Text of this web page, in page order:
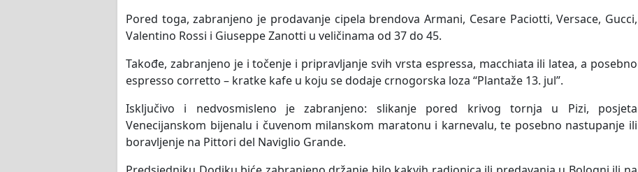
Pored toga, zabranjeno je prodavanje cipela brendova Armani, Cesare Paciotti, Versace, Gucci,
Valentino Rossi i Giuseppe Zanotti u veličinama od 37 do 45.
Takođe, zabranjeno je i točenje i pripravljanje svih vrsta espressa, macchiata ili latea, a posebno
espresso corretto – kratke kafe u koju se dodaje crnogorska loza “Plantaže 13. jul”.
Isključivo i nedvosmisleno je zabranjeno: slikanje pored krivog tornja u Pizi, posjeta
Venecijanskom bijenalu i čuvenom milanskom maratonu i karnevalu, te posebno nastupanje ili
boravljenje na Pittori del Naviglio Grande.